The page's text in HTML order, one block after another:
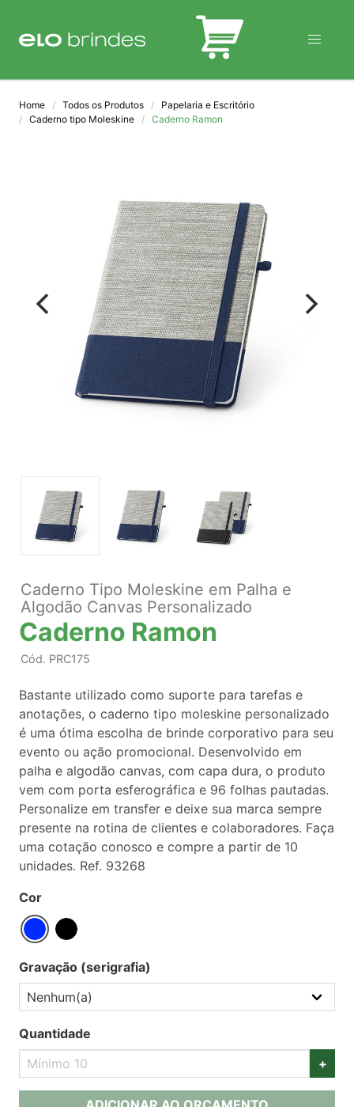
BLOG
Home Todos os Produtos
Papelaria e Escritório
Caderno tipo Moleskine
Caderno Ramon
Caderno Tipo Moleskine em Palha e
Algodão Canvas Personalizado
Caderno Ramon
Cód. PRC175
Bastante utilizado como suporte para tarefas e
anotações, o caderno tipo moleskine personalizado
é uma ótima escolha de brinde corporativo para seu
evento ou ação promocional. Desenvolvido em
palha e algodão canvas, com capa dura, o produto
vem com porta esferográfica e 96 folhas pautadas.
Personalize em transfer e deixe sua marca sempre
presente na rotina de clientes e colaboradores. Faça
uma cotação conosco e compre a partir de 10
unidades. Ref. 93268
Cor
Gravação (serigrafia)
Quantidade
+